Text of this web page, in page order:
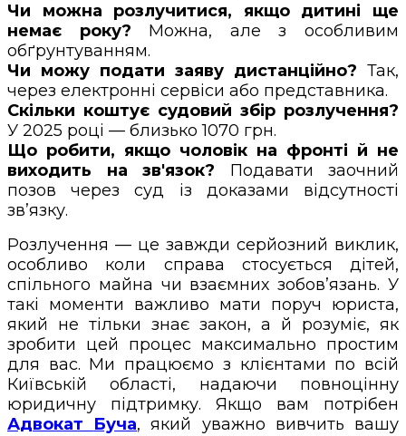
Чи можна розлучитися, якщо дитині ще
немає року? Можна, але з особливим
обґрунтуванням.
Чи можу подати заяву дистанційно? Так,
через електронні сервіси або представника.
Скільки коштує судовий збір розлучення?
У 2025 році — близько 1070 грн.
Що робити, якщо чоловік на фронті й не
виходить на зв'язок? Подавати заочний
позов через суд із доказами відсутності
зв’язку.
Розлучення — це завжди серйозний виклик,
особливо коли справа стосується дітей,
спільного майна чи взаємних зобов’язань. У
такі моменти важливо мати поруч юриста,
який не тільки знає закон, а й розуміє, як
зробити цей процес максимально простим
для вас. Ми працюємо з клієнтами по всій
Київській області, надаючи повноцінну
юридичну підтримку. Якщо вам потрібен
Адвокат Буча, який уважно вивчить вашу